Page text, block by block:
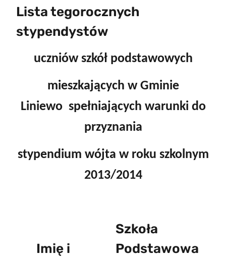
Lista tegorocznych
stypendystów
uczniów szkół podstawowych
mieszkających w Gminie
Liniewo spełniających warunki do
przyznania
stypendium wójta w roku szkolnym
2013/2014
Imię i
Szkoła
Podstawowa